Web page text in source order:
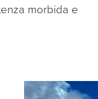
morbida e